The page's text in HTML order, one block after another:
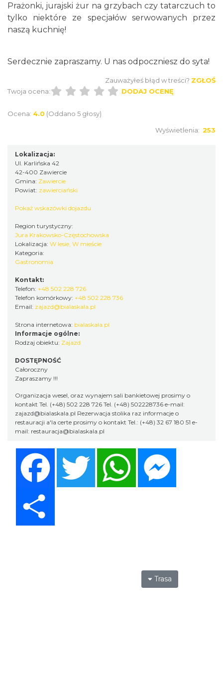
Prażonki, jurajski żur na grzybach czy tatarczuch to
tylko niektóre ze specjałów serwowanych przez
naszą kuchnię!
Serdecznie zapraszamy. U nas odpoczniesz do syta!
Zauważyłeś błąd w treści? ZGŁOŚ
Twoja ocena:
DODAJ OCENĘ
Ocena: 4.0 (Oddano 5 głosy)
Wyświetlenia: 253
Lokalizacja:
Ul. Karlińska 42
42-400 Zawiercie
Gmina: Zawiercie
Powiat: zawierciański
Pokaż wskazówki dojazdu
Region turystyczny:
Jura Krakowsko-Częstochowska
Lokalizacja: W lesie, W mieście
Kategoria:
Gastronomia
Kontakt:
Telefon: +48 502 228 726
Telefon komórkowy: +48 502 228 736
Email: zajazd@bialaskala.pl
Strona internetowa: bialaskala.pl
Informacje ogólne:
Rodzaj obiektu: Zajazd
DOSTĘPNOŚĆ
Całoroczny
Zapraszamy !!!
Organizacja wesel, oraz wynajem sali bankietowej prosimy o
kontakt Tel. (+48) 502 228 726 Tel. (+48) 502228736 e-mail:
zajazd@bialaskala.pl Rezerwacja stolika raz informacje o
restauracji a'la certe prosimy o kontakt Tel.: (+48) 32 67 180 51 e-
mail: restauracja@bialaskala.pl
Twitter WhatsApp
Trasa